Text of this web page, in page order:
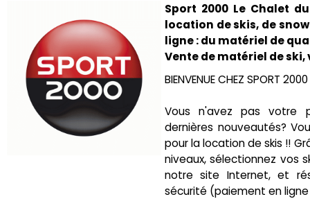
Sport 2000 Le Chalet
location de skis, de
ligne : du matériel de
Vente de matériel de
BIENVENUE CHEZ SPORT
Vous n'avez pas votre
dernières nouveautés?
pour la location de skis !!
niveaux, sélectionnez vos
notre site Internet, et
sécurité (paiement en